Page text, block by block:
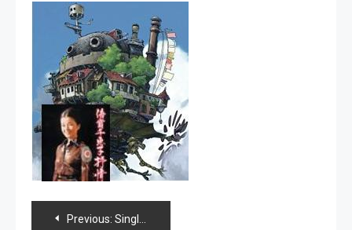
Navegación
Previous: Single de Howl’s Moving Castle, a la venta.